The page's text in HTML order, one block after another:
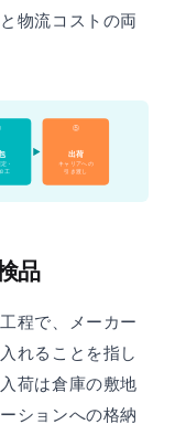
物流コストの両
・
工
⑤
出荷
キャリアへの
引き渡し
品
程で、メーカー
れることを指し
荷は倉庫の敷地
ションへの格納